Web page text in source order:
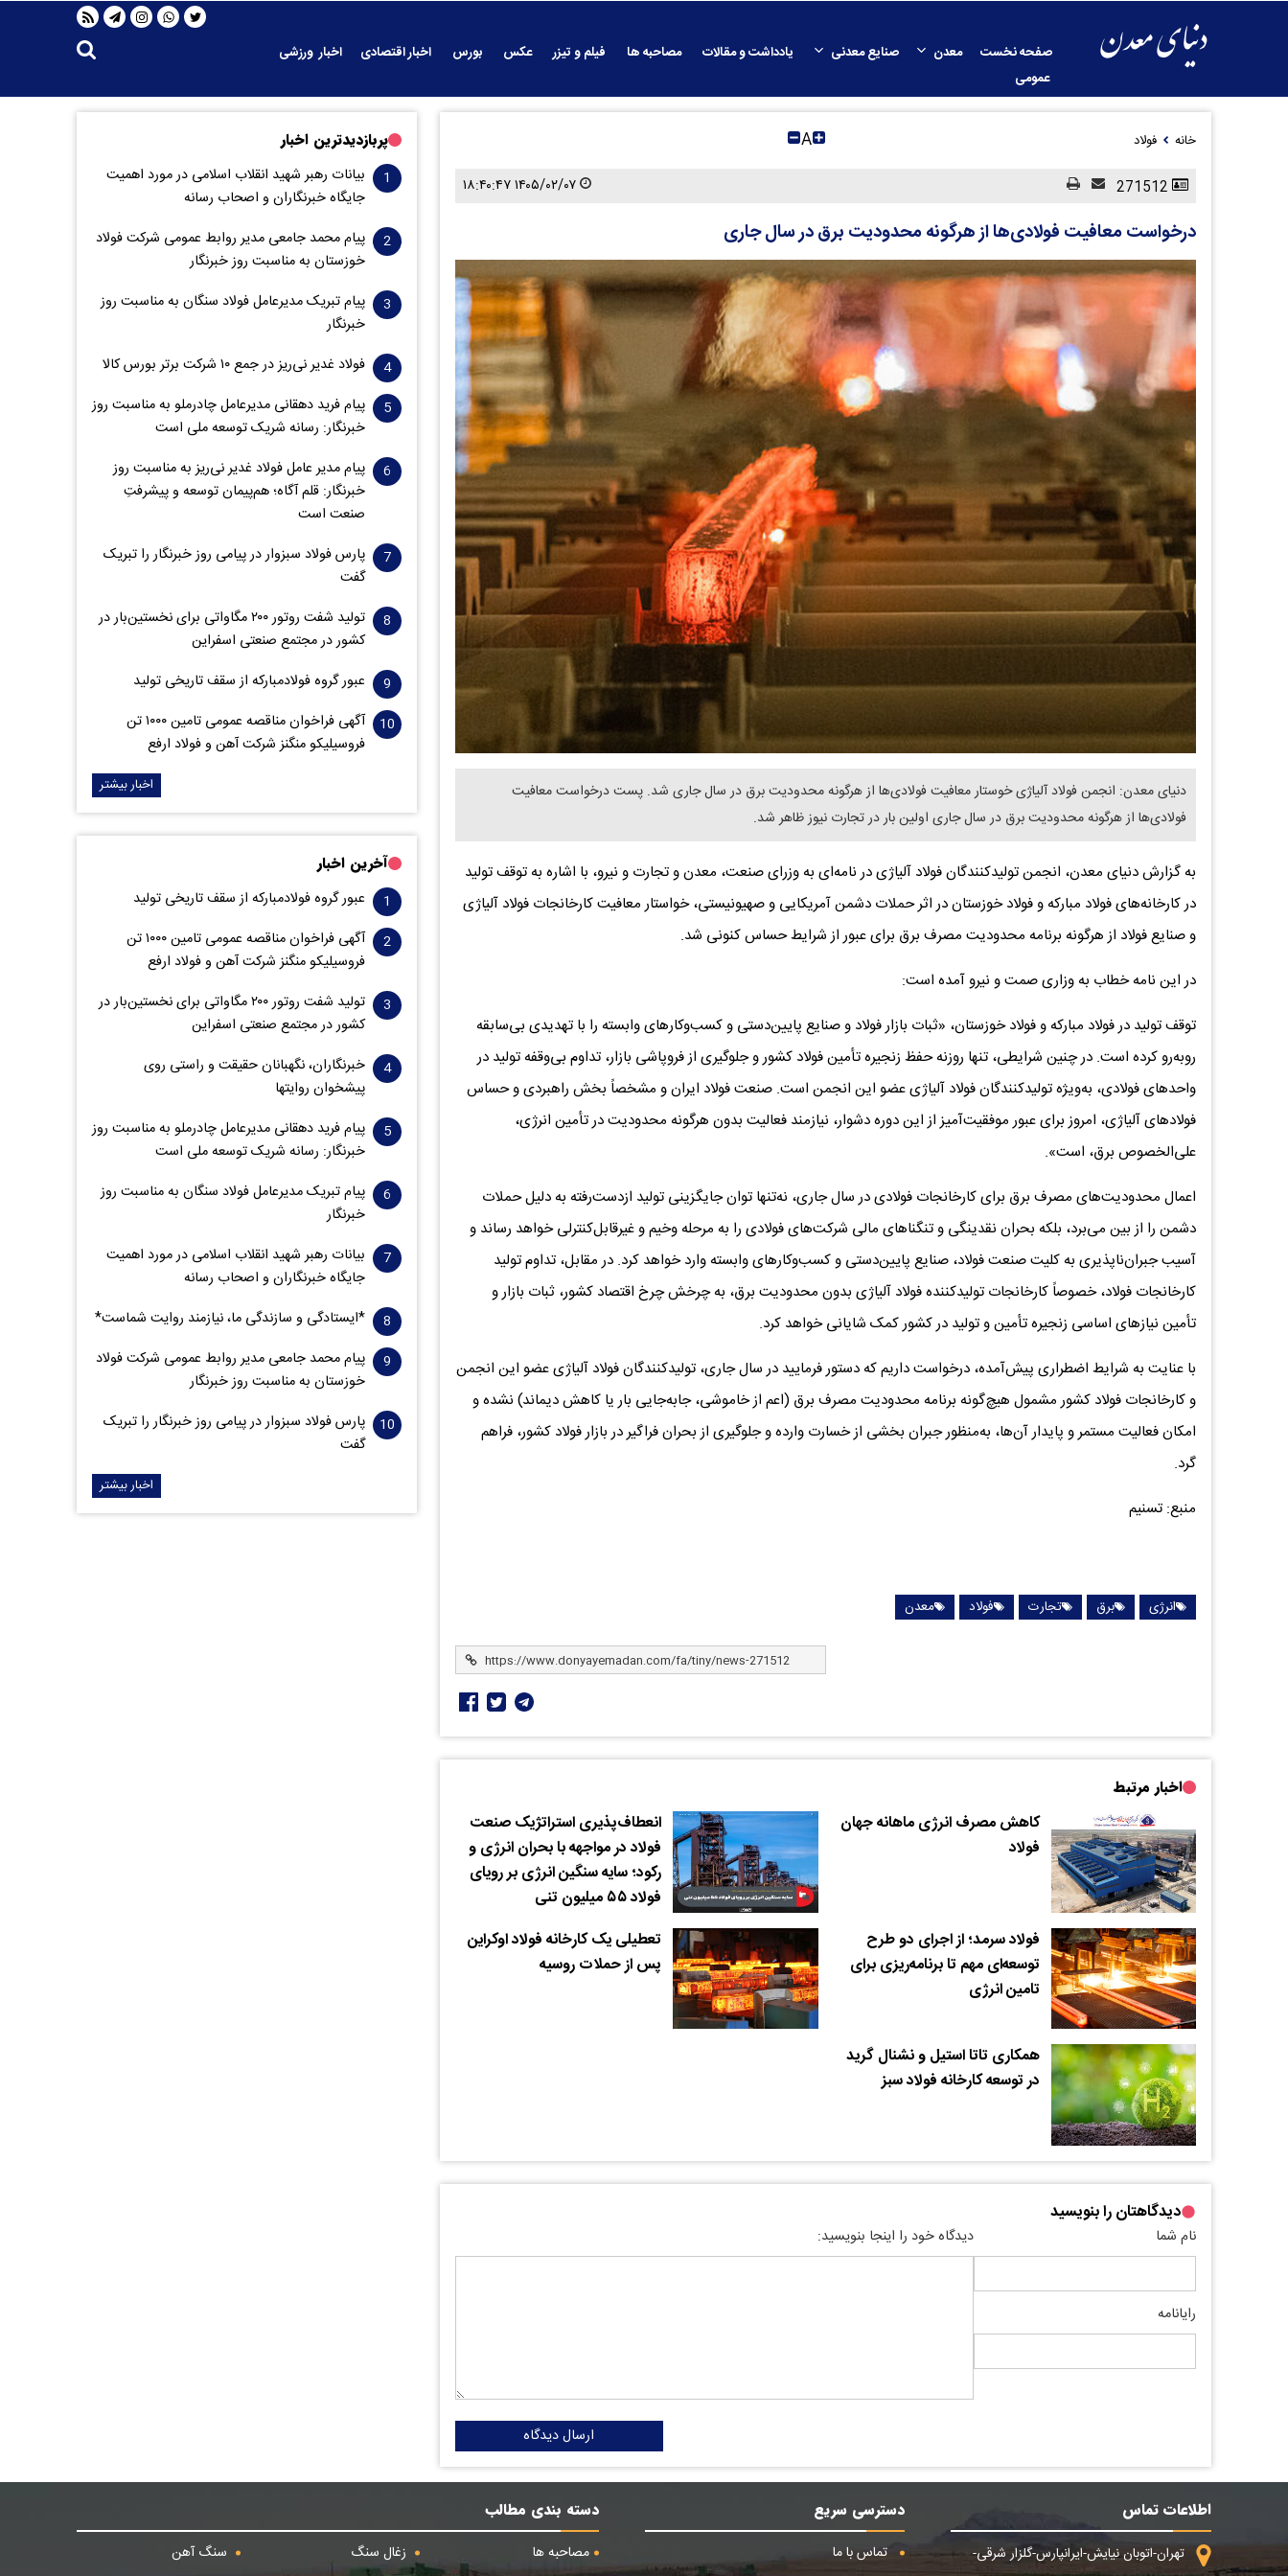
صفحه نخست معدن صنایع معدنی یادداشت و مقالات مصاحبه ها فیلم و تیزر عکس بورس اخبار اقتصادی
اخبار ورزشی
عمومی
خانه فولاد A
۱۴۰۵/۰۲/۰۷ ۱۸:۴۰:۴۷
درخواست معافیت فولادی‌ها از هرگونه محدودیت برق در سال جاری
دنیای معدن: انجمن فولاد آلیاژی خوستار معافیت فولادی‌ها از هرگونه محدودیت برق در سال جاری شد. پست درخواست معافیت
فولادی‌ها از هرگونه محدودیت برق در سال جاری اولین بار در تجارت نیوز ظاهر شد.
به گزارش دنیای معدن، انجمن تولیدکنندگان فولاد آلیاژی در نامه‌ای به وزرای صنعت، معدن و تجارت و نیرو، با اشاره به توقف تولید
در کارخانه‌های فولاد مبارکه و فولاد خوزستان در اثر حملات دشمن آمریکایی و صهیونیستی، خواستار معافیت کارخانجات فولاد آلیاژی
و صنایع فولاد از هرگونه برنامه‌ محدودیت مصرف برق برای عبور از شرایط حساس کنونی شد.
در این نامه خطاب به وزاری صمت و نیرو آمده است:
توقف تولید در فولاد مبارکه و فولاد خوزستان، «ثبات بازار فولاد و صنایع پایین‌دستی و کسب‌وکارهای وابسته را با تهدیدی بی‌سابقه
روبه‌رو کرده است. در چنین شرایطی، تنها روزنه حفظ زنجیره تأمین فولاد کشور و جلوگیری از فروپاشی بازار، تداوم بی‌وقفه تولید در
واحدهای فولادی، به‌ویژه تولیدکنندگان فولاد آلیاژی عضو این انجمن است. صنعت فولاد ایران و مشخصاً بخش راهبردی و حساس
فولادهای آلیاژی، امروز برای عبور موفقیت‌آمیز از این دوره دشوار، نیازمند فعالیت بدون هرگونه محدودیت در تأمین انرژی،
علی‌الخصوص برق، است».
اعمال محدودیت‌های مصرف برق برای کارخانجات فولادی در سال جاری، نه‌تنها توان جایگزینی تولید ازدست‌رفته به دلیل حملات
دشمن را از بین می‌برد، بلکه بحران نقدینگی و تنگناهای مالی شرکت‌های فولادی را به مرحله وخیم و غیرقابل‌کنترلی خواهد رساند و
آسیب جبران‌ناپذیری به کلیت صنعت فولاد، صنایع پایین‌دستی و کسب‌وکارهای وابسته وارد خواهد کرد. در مقابل، تداوم تولید
کارخانجات فولاد، خصوصاً کارخانجات تولیدکننده فولاد آلیاژی بدون محدودیت برق، به چرخش چرخ اقتصاد کشور، ثبات بازار و
تأمین نیازهای اساسی زنجیره تأمین و تولید در کشور کمک شایانی خواهد کرد.
با عنایت به شرایط اضطراری پیش‌آمده، درخواست داریم که دستور فرمایید در سال جاری، تولیدکنندگان فولاد آلیاژی عضو این انجمن
و کارخانجات فولاد کشور مشمول هیچ‌گونه برنامه محدودیت مصرف برق (اعم از خاموشی، جابه‌جایی بار یا کاهش دیماند) نشده و
امکان فعالیت مستمر و پایدار آن‌ها، به‌منظور جبران بخشی از خسارت وارده و جلوگیری از بحران فراگیر در بازار فولاد کشور، فراهم
گرد.
منبع: تسنیم
انرژی برق تجارت فولاد معدن
اخبار مرتبط
کاهش مصرف انرژی ماهانه جهان
فولاد
انعطاف‌پذیری استراتژیک صنعت
فولاد در مواجهه با بحران انرژی و
رکود؛ سایه سنگین انرژی بر رویای
فولاد ۵۵ میلیون تنی
فولاد سرمد؛ از اجرای دو طرح
توسعه‌ای مهم تا برنامه‌ریزی برای
تامین انرژی
تعطیلی یک کارخانه فولاد اوکراین
پس از حملات روسیه
همکاری تاتا استیل و نشنال گرید
در توسعه کارخانه فولاد سبز
دیدگاهتان را بنویسید
نام شما
رایانامه
دیدگاه خود را اینجا بنویسید:
ارسال دیدگاه
پربازدیدترین اخبار
بیانات رهبر شهید انقلاب اسلامی در مورد اهمیت
جایگاه خبرنگاران و اصحاب رسانه
پیام محمد جامعی مدیر روابط عمومی شرکت فولاد
خوزستان به مناسبت روز خبرنگار
پیام تبریک مدیرعامل فولاد سنگان به مناسبت روز
خبرنگار
فولاد غدیر نی‌ریز در جمع ۱۰ شرکت برتر بورس کالا
پیام فرید دهقانی مدیرعامل چادرملو به مناسبت روز
خبرنگار: رسانه شریک توسعه ملی است
پیام مدیر عامل فولاد غدیر نی‌ریز به مناسبت روز
خبرنگار: قلم آگاه؛ هم‌پیمان توسعه و پیشرفتِ
صنعت است
پارس فولاد سبزوار در پیامی روز خبرنگار را تبریک
گفت
تولید شفت روتور ۲۰۰ مگاواتی برای نخستین‌بار در
کشور در مجتمع صنعتی اسفراین
عبور گروه فولادمبارکه از سقف تاریخی تولید
آگهی فراخوان مناقصه عمومی تامین ۱۰۰۰ تن
فروسیلیکو منگنز شرکت آهن و فولاد ارفع
اخبار بیشتر
آخرین اخبار
عبور گروه فولادمبارکه از سقف تاریخی تولید
آگهی فراخوان مناقصه عمومی تامین ۱۰۰۰ تن
فروسیلیکو منگنز شرکت آهن و فولاد ارفع
تولید شفت روتور ۲۰۰ مگاواتی برای نخستین‌بار در
کشور در مجتمع صنعتی اسفراین
خبرنگاران، نگهبانان حقیقت و راستی روی
پیشخوان روایت­ها
پیام فرید دهقانی مدیرعامل چادرملو به مناسبت روز
خبرنگار: رسانه شریک توسعه ملی است
پیام تبریک مدیرعامل فولاد سنگان به مناسبت روز
خبرنگار
بیانات رهبر شهید انقلاب اسلامی در مورد اهمیت
جایگاه خبرنگاران و اصحاب رسانه
*ایستادگی و سازندگی ما، نیازمند روایت شماست*
پیام محمد جامعی مدیر روابط عمومی شرکت فولاد
خوزستان به مناسبت روز خبرنگار
پارس فولاد سبزوار در پیامی روز خبرنگار را تبریک
گفت
اخبار بیشتر
اطلاعات تماس
تهران-اتوبان نیایش-ایرانپارس-گلزار شرقی-
دسترسی سریع
تماس با ما
دسته بندی مطالب
مصاحبه ها
زغال سنگ سنگ آهن